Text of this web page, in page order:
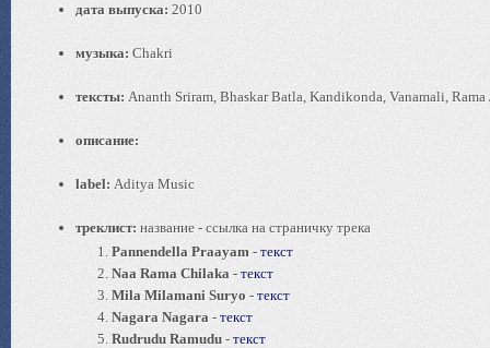
дата выпуска: 2010
музыка: Chakri
тексты: Ananth Sriram, Bhaskar Batla, Kandikonda, Vanamali, Rama
описание:
label: Aditya Music
треклист: название - ссылка на страничку трека
Pannendella Praayam -текст
Naa Rama Chilaka - текст
Mila Milamani Suryo - текст
Nagara Nagara - текст
Rudrudu Ramudu -текст